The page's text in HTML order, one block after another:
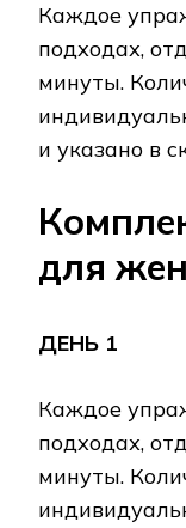
Каждое
подходах,
минуты.
и указано в
для
ДЕНЬ 1
Каждое
подходах,
минуты.